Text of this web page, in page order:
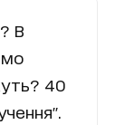
В
40